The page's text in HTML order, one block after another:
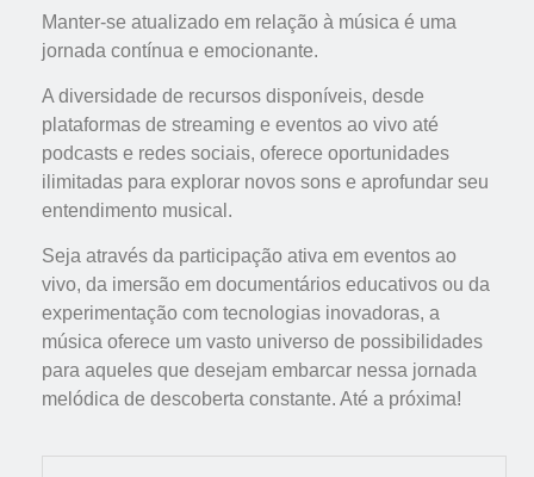
Manter-se atualizado em relação à música é uma
jornada contínua e emocionante.
A diversidade de recursos disponíveis, desde
plataformas de streaming e eventos ao vivo até
podcasts e redes sociais, oferece oportunidades
ilimitadas para explorar novos sons e aprofundar seu
entendimento musical.
Seja através da participação ativa em eventos ao
vivo, da imersão em documentários educativos ou da
experimentação com tecnologias inovadoras, a
música oferece um vasto universo de possibilidades
para aqueles que desejam embarcar nessa jornada
melódica de descoberta constante. Até a próxima!